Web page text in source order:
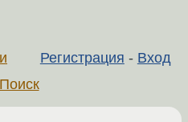
Регистрация - Вход
Поиск